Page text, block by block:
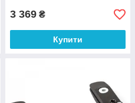
3 369 ₴
Купити